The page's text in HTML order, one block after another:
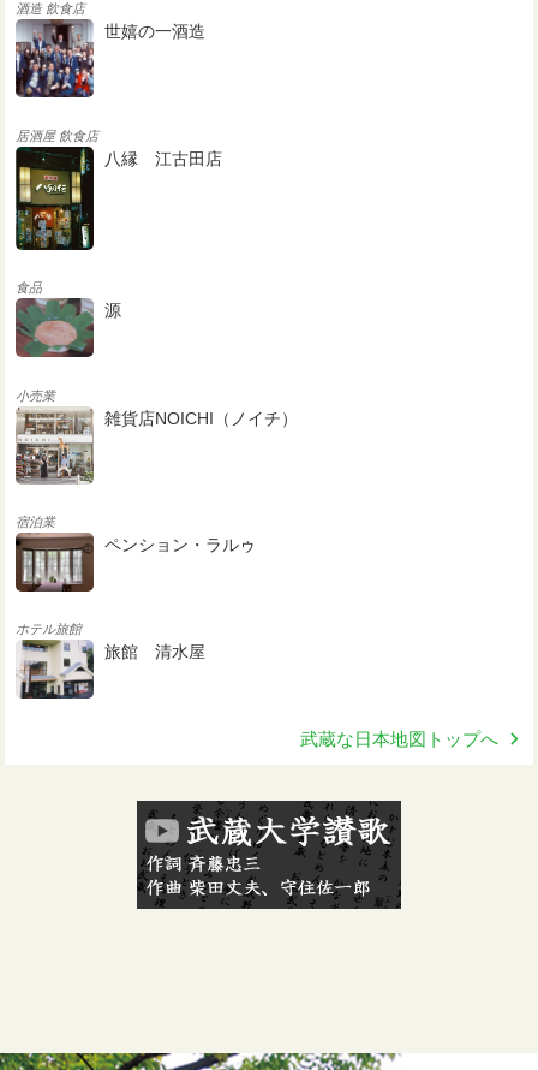
酒造 飲食店
世嬉の一酒造
居酒屋 飲食店
八縁 江古田店
食品
源
小売業
雑貨店NOICHI（ノイチ）
宿泊業
ペンション・ラルゥ
ホテル旅館
旅館 清水屋
武蔵な日本地図トップへ